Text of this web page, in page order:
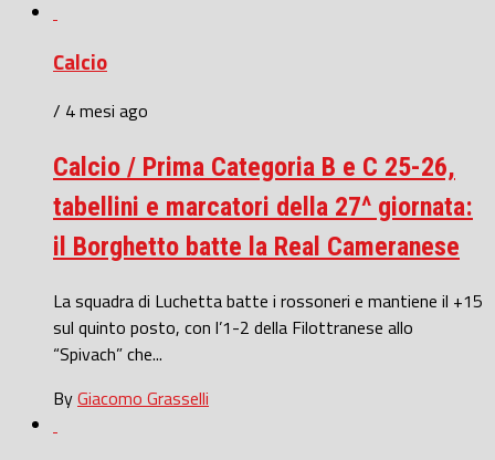
Calcio
/ 4 mesi ago
Calcio / Prima Categoria B e C 25-26,
tabellini e marcatori della 27^ giornata:
il Borghetto batte la Real Cameranese
La squadra di Luchetta batte i rossoneri e mantiene il +15
sul quinto posto, con l’1-2 della Filottranese allo
“Spivach” che...
ByGiacomo Grasselli